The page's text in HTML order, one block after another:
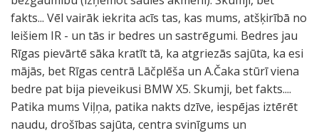
fakts... Vēl vairāk iekrita acīs tas, kas mums, atšķirībā no
leišiem IR - un tās ir bedres un sastrēgumi. Bedres jau
Rīgas pievārtē sāka kratīt tā, ka atgriezās sajūta, ka esi
mājās, bet Rīgas centrā Lāčplēša un A.Čaka stūrī viena
bedre pat bija pieveikusi BMW X5. Skumji, bet fakts....
Patika mums Viļņa, patika nakts dzīve, iespējas iztērēt
naudu, drošības sajūta, centra svinīgums un